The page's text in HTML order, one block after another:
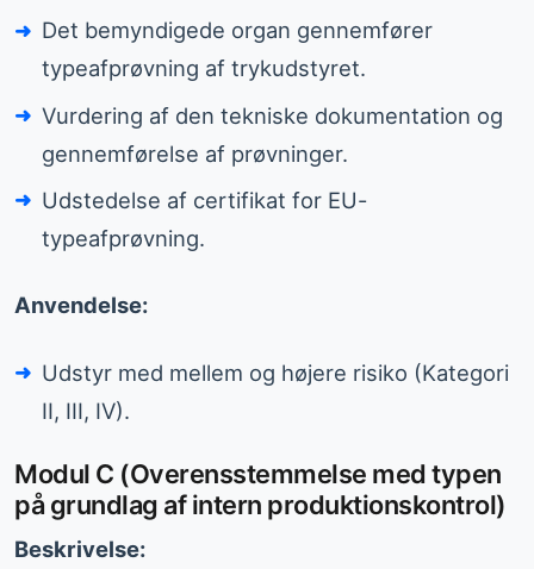
Det bemyndigede organ gennemfører
typeafprøvning af trykudstyret.
Vurdering af den tekniske dokumentation og
gennemførelse af prøvninger.
Udstedelse af certifikat for EU-
typeafprøvning.
Anvendelse:
Udstyr med mellem og højere risiko (Kategori
II, III, IV).
Modul C (Overensstemmelse med typen
på grundlag af intern produktionskontrol)
Beskrivelse: